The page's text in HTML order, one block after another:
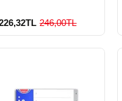
246,00TL